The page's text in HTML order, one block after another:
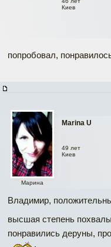
Киев
попробовал,
Marina U
Марина
49 лет
Киев
Владимир,
высшая степень
понравились деруны,